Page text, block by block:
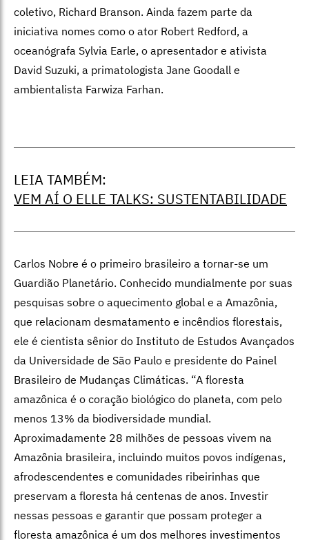
coletivo, Richard Branson. Ainda fazem parte da
iniciativa nomes como o ator Robert Redford, a
oceanógrafa Sylvia Earle, o apresentador e ativista
David Suzuki, a primatologista Jane Goodall e
ambientalista Farwiza Farhan.
LEIA TAMBÉM:
VEM AÍ O ELLE TALKS: SUSTENTABILIDADE
Carlos Nobre é o primeiro brasileiro a tornar-se um
Guardião Planetário. Conhecido mundialmente por suas
pesquisas sobre o aquecimento global e a Amazônia,
que relacionam desmatamento e incêndios florestais,
ele é cientista sênior do Instituto de Estudos Avançados
da Universidade de São Paulo e presidente do Painel
Brasileiro de Mudanças Climáticas. “A floresta
amazônica é o coração biológico do planeta, com pelo
menos 13% da biodiversidade mundial.
Aproximadamente 28 milhões de pessoas vivem na
Amazônia brasileira, incluindo muitos povos indígenas,
afrodescendentes e comunidades ribeirinhas que
preservam a floresta há centenas de anos. Investir
nessas pessoas e garantir que possam proteger a
floresta amazônica é um dos melhores investimentos